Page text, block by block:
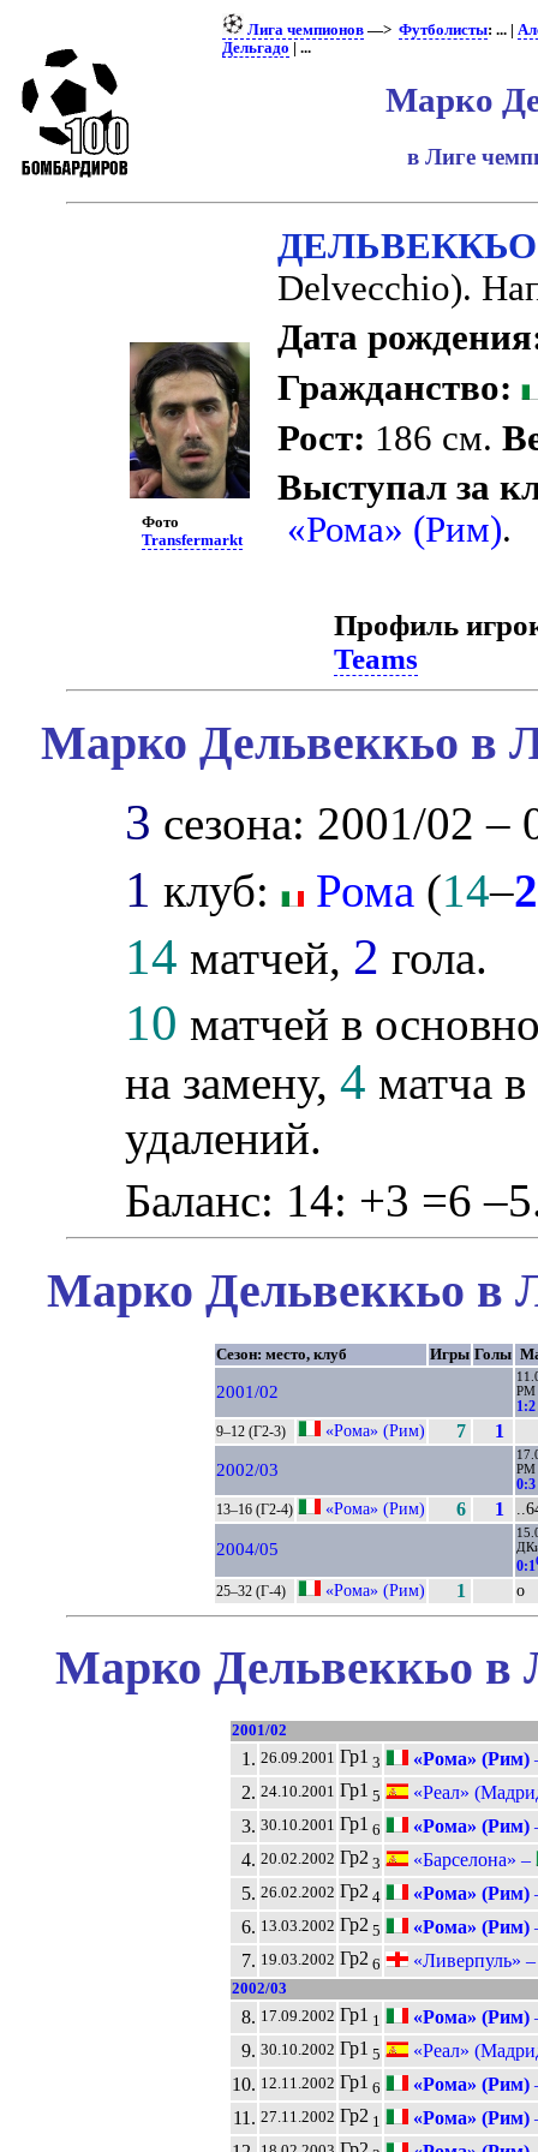
Лига чемпионов—> Футболисты: ... |
Дельгадо | ...
Марко
в Лиге
Фото
Transfermarkt
ДЕЛЬВЕККЬО
Delvecchio).
Дата
Гражданство:
Рост: 186 см.
Выступал за
«Рома» (Рим).
Профиль
Teams
Марко Дельвеккьо в
3 сезона: 2001/02 –
1 клуб: Рома (14–2
14 матчей, 2 гола.
10 матчей в
на замену,4 матча
удалений.
Баланс: 14: +3 =6
Марко Дельвеккьо в
Сезон: место, клуб Игры Голы
2001/02
РМ
1:2
9–12 (Г2-3) «Рома» (Рим) 7 1
2002/03
РМ
0:3
13–16 (Г2-4) «Рома» (Рим) 6 1
2004/05
0:1
25–32 (Г-4) «Рома» (Рим) 1 о
Марко Дельвеккьо в
2001/02
1. 26.09.2001 Гр1 3 «Рома» (Рим)
2. 24.10.2001 Гр1 5
«Реал»
3. 30.10.2001 Гр1 6 «Рома» (Рим)
4. 20.02.2002 Гр23
«Барселона» –
5. 26.02.2002 Гр24 «Рома» (Рим)
6. 13.03.2002 Гр25 «Рома» (Рим)
7. 19.03.2002 Гр26 «Ливерпуль»
2002/03
8. 17.09.2002 Гр1 1 «Рома» (Рим)
9. 30.10.2002 Гр1 5
«Реал»
10. 12.11.2002 Гр1 6 «Рома» (Рим)
11. 27.11.2002 Гр21 «Рома» (Рим)